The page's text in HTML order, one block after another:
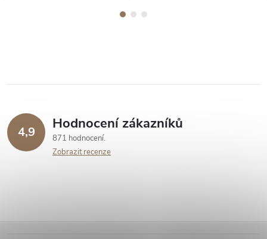
4,9 Hodnocení zákazníků
871 hodnocení
Zobrazit recenze